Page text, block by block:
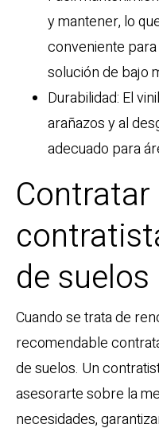
y mantener, lo
conveniente
solución de bajo
Durabilidad: El
arañazos y al
adecuado para
Contratar
de suelos
Cuando se trata de
recomendable
de suelos. Un
asesorarte sobre la
necesidades,